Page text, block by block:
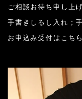
ご相談お待ち申し上
手書きしるし入れ；
お申込み受付はこち